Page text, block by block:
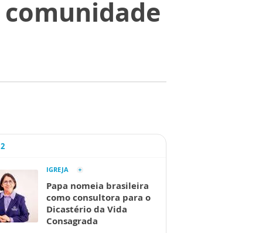
IGREJA
Papa nomeia brasileira
como consultora para o
Dicastério da Vida
Consagrada